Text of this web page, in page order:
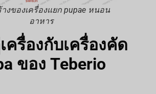
างของเครื่องแยก pupae หนอน
อาหาร
ครื่องกับเครื่องคัด
ของ Teberio